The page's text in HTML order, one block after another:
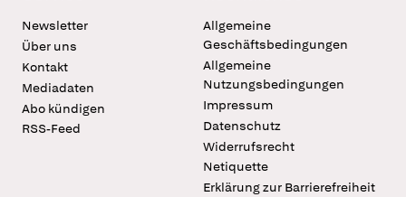
Newsletter
Über uns
Kontakt
Mediadaten
Abo kündigen
RSS-Feed
Allgemeine
Geschäftsbedingungen
Allgemeine
Nutzungsbedingungen
Impressum
Datenschutz
Widerrufsrecht
Netiquette
Erklärung zur Barrierefreiheit